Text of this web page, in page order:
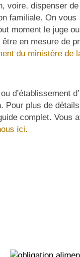
voire, dispenser de
familiale. On vous
moment le juge
en mesure de
du ministère de
d’établissement
Pour plus de
complet. Vous
ici.